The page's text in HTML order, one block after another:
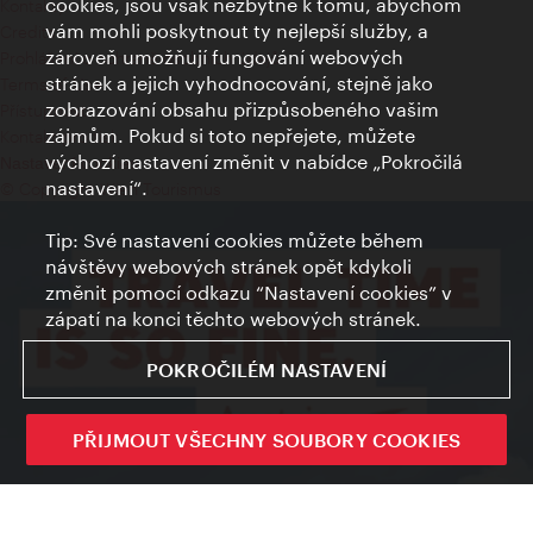
Kontakty
Credits
Prohlášení o ochraně osobních údajů
Terms of Use
Přístupnost
Kontakt pro tisk
Nastavení cookies
© Copyright Wien Tourismus
vám mohli poskytnout ty nejlepší služby, a
zároveň umožňují fungování webových
stránek a jejich vyhodnocování, stejně jako
zobrazování obsahu přizpůsobeného vašim
zájmům. Pokud si toto nepřejete, můžete
výchozí nastavení změnit v nabídce „Pokročilá
nastavení“.
Tip: Své nastavení cookies můžete během
návštěvy webových stránek opět kdykoli
změnit pomocí odkazu “Nastavení cookies” v
zápatí na konci těchto webových stránek.
POKROČILÉM NASTAVENÍ
PŘIJMOUT VŠECHNY SOUBORY COOKIES